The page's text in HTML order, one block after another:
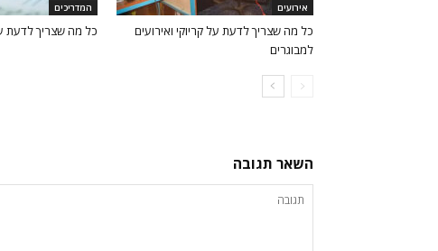
אירועים
כל מה שצריך לדעת על קריוקי ואירועים
למבוגרים
המדריכים
כל מה שצריך לדעת
השאר תגובה